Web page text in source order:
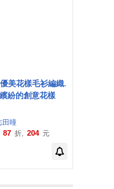
優美花樣毛衫編織.
紛的創意花樣
田曈
87 折, 204 元